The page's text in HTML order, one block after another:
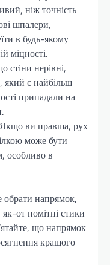
ніж точність
шпалери,
в будь-якому
міцності.
стіни нерівні,
який є найбільш
припадали на
Якщо ви правша, рух
може бути
особливо в
напрямок,
от помітні стики
що напрямок
кращого